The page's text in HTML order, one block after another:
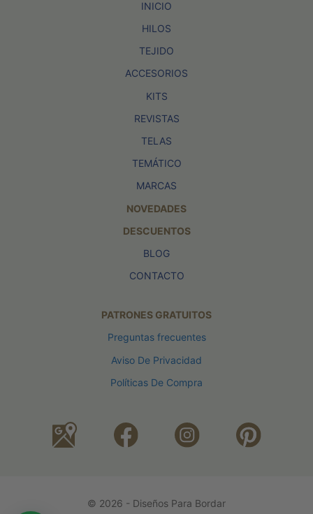
INICIO
HILOS
TEJIDO
ACCESORIOS
KITS
REVISTAS
TELAS
TEMÁTICO
MARCAS
NOVEDADES
DESCUENTOS
BLOG
CONTACTO
PATRONES GRATUITOS
Preguntas frecuentes
Aviso De Privacidad
Políticas De Compra
© 2026 - Diseños Para Bordar